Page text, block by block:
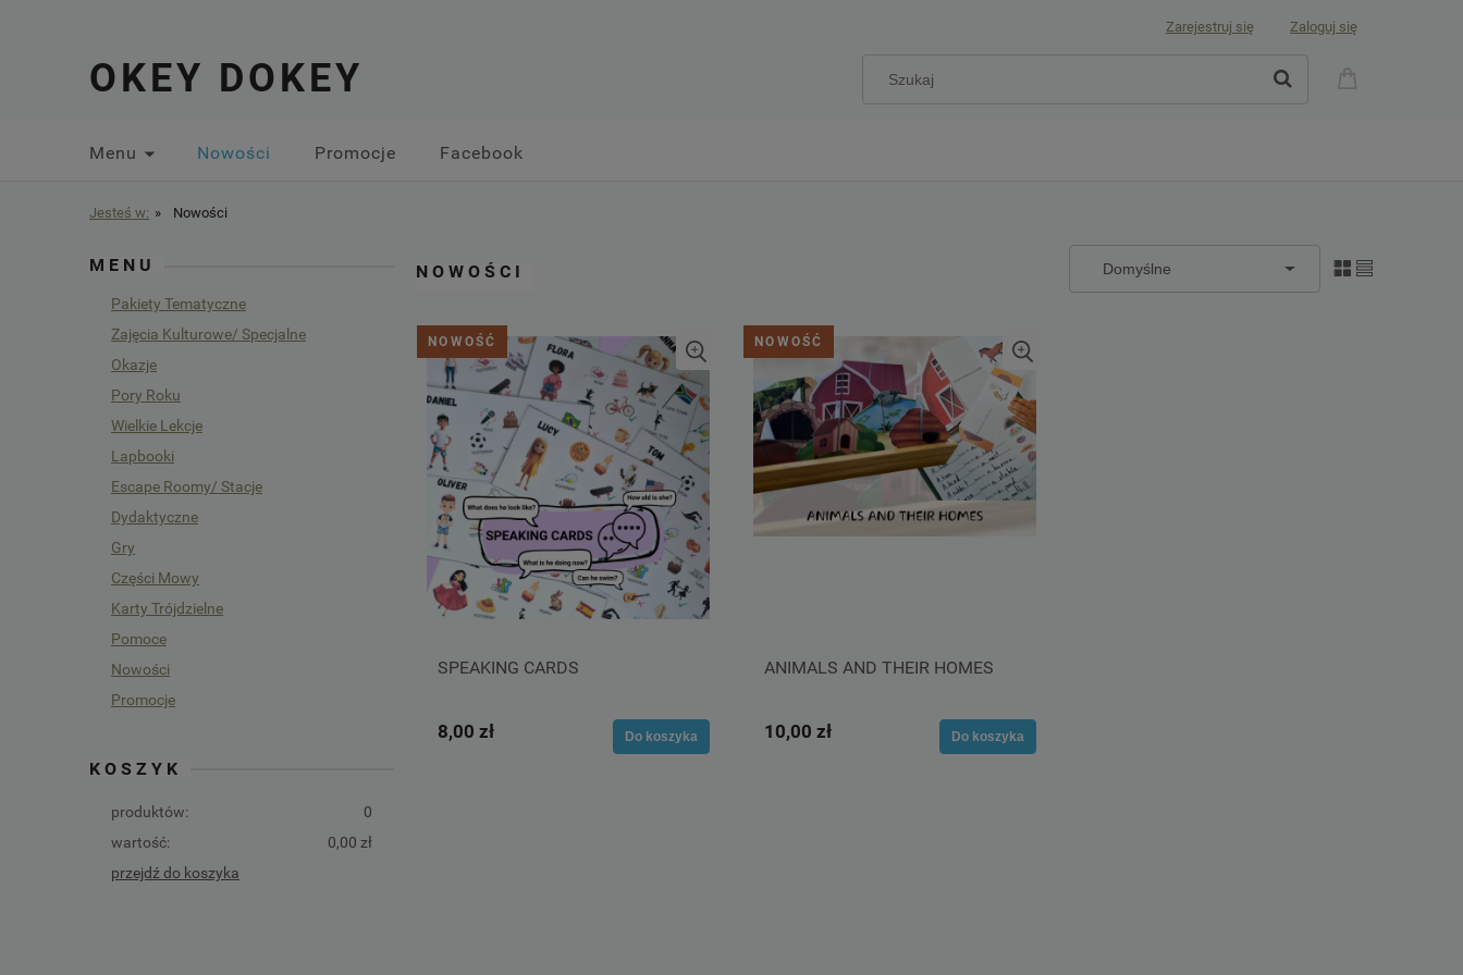
Zarejestruj się Zaloguj się
OKEY DOKEY
Menu Nowości Promocje Facebook
Jesteś w: » Nowości
MENU
Pakiety Tematyczne
Zajęcia Kulturowe/ Specjalne
Okazje
Pory Roku
Wielkie Lekcje
Lapbooki
Escape Roomy/ Stacje
Dydaktyczne
Gry
Części Mowy
Karty Trójdzielne
Pomoce
Nowości
Promocje
KOSZYK
produktów:
0
wartość:
0,00 zł
przejdź do koszyka
NOWOŚCI
SPEAKING CARDS
8,00 zł Do koszyka
NOWOŚĆ
ANIMALS AND THEIR HOMES
10,00 zł Do koszyka
NOWOŚĆ